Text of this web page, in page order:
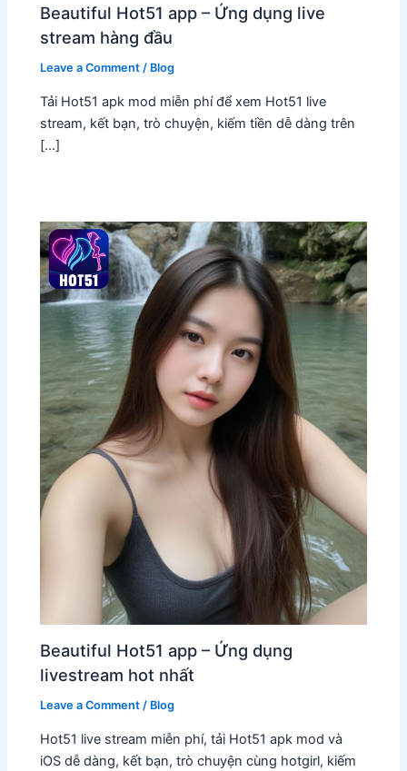
Beautiful Hot51 app – Ứng dụng live
stream hàng đầu
Leave a Comment / Blog
Tải Hot51 apk mod miễn phí để xem Hot51 live
stream, kết bạn, trò chuyện, kiếm tiền dễ dàng trên
[…]
Beautiful Hot51 app – Ứng dụng
livestream hot nhất
Leave a Comment / Blog
Hot51 live stream miễn phí, tải Hot51 apk mod và
iOS dễ dàng, kết bạn, trò chuyện cùng hotgirl, kiếm